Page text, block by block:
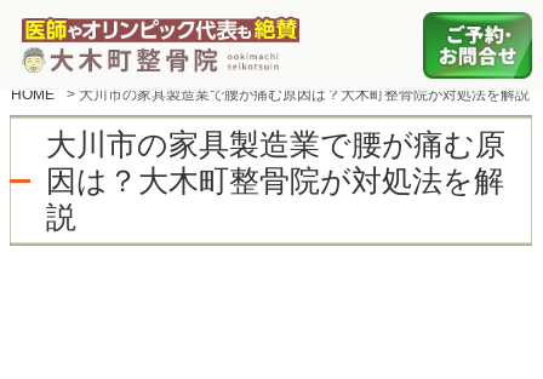
HOME > 大川市の家具製造業で腰が痛む原因は？大木町整骨院が対処法を解説
大川市の家具製造業で腰が痛む原
因は？大木町整骨院が対処法を解
説